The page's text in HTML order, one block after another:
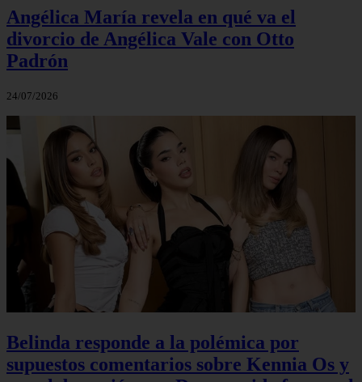
Angélica María revela en qué va el
divorcio de Angélica Vale con Otto
Padrón
24/07/2026
Belinda responde a la polémica por
supuestos comentarios sobre Kennia Os y